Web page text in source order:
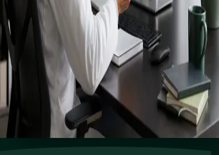
disponibles para consultas en línea seguras.
Reservar cita Ver perfiles
Atención especializadaConecta con especialistas con
experiencia en línea.
Colegiados en Spain
Médicos colegiados para ejercer
en Spain.
Consultas segurasPrivadas, confidenciales y fáciles de